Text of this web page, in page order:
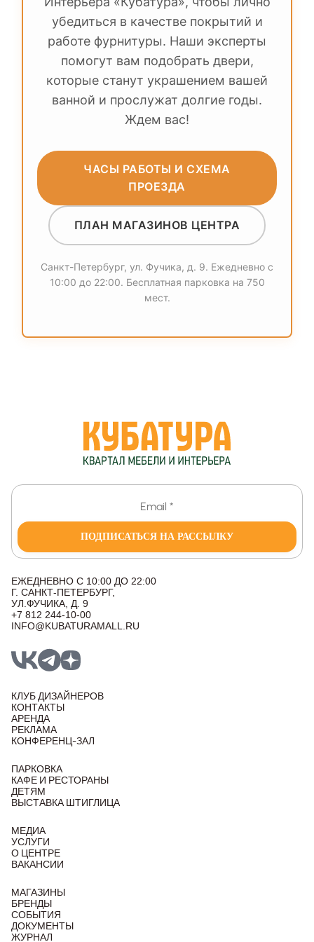
убедиться в качестве покрытий и
работе фурнитуры. Наши эксперты
помогут вам подобрать двери,
которые станут украшением вашей
ванной и прослужат долгие годы.
Ждем вас!
ЧАСЫ РАБОТЫ И СХЕМА
ПРОЕЗДА
ПЛАН МАГАЗИНОВ ЦЕНТРА
Санкт-Петербург, ул. Фучика, д. 9. Ежедневно с
10:00 до 22:00. Бесплатная парковка на 750
мест.
ПОДПИСАТЬСЯ НА РАССЫЛКУ
ЕЖЕДНЕВНО С 10:00 ДО 22:00
Г. САНКТ-ПЕТЕРБУРГ,
УЛ.ФУЧИКА, Д. 9
+7 812 244-10-00
INFO@KUBATURAMALL.RU
КЛУБ ДИЗАЙНЕРОВ
КОНТАКТЫ
АРЕНДА
РЕКЛАМА
КОНФЕРЕНЦ-ЗАЛ
ПАРКОВКА
КАФЕ И РЕСТОРАНЫ
ДЕТЯМ
ВЫСТАВКА ШТИГЛИЦА
МЕДИА
УСЛУГИ
О ЦЕНТРЕ
ВАКАНСИИ
МАГАЗИНЫ
БРЕНДЫ
СОБЫТИЯ
ДОКУМЕНТЫ
ЖУРНАЛ